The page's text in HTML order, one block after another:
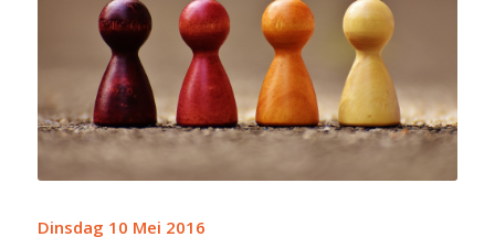
Dinsdag 10 Mei 2016